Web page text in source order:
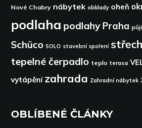
Nové Chabry nábytek obklady oheň
podlaha podlahy Praha
Schüco SOLO stavební spoření
tepelné čerpadlo teplo terasa
vytápění zahrada Zahradní nábytek
OBLÍBENÉ ČLÁNKY